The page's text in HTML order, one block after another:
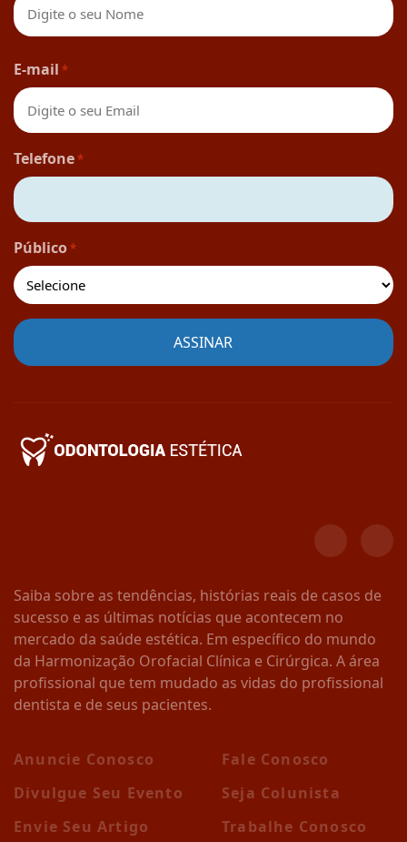
E-mail *
Telefone*
Público*
Saiba sobre as tendências, histórias reais de casos de
sucesso e as últimas notícias que acontecem no
mercado da saúde estética. Em específico do mundo
da Harmonização Orofacial Clínica e Cirúrgica. A área
profissional que tem mudado as vidas do profissional
dentista e de seus pacientes.
Anuncie Conosco
Divulgue Seu Evento
Envie Seu Artigo
Fale Conosco
Seja Colunista
Trabalhe Conosco